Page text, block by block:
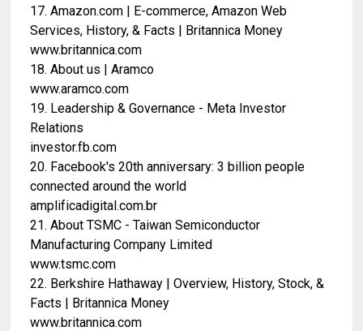
17. Amazon.com | E-commerce, Amazon Web
Services, History, & Facts | Britannica Money
www.britannica.com
18. About us | Aramco
www.aramco.com
19. Leadership & Governance - Meta Investor
Relations
investor.fb.com
20. Facebook's 20th anniversary:3 billion people
connected around the world
amplificadigital.com.br
21. About TSMC - Taiwan Semiconductor
Manufacturing Company Limited
www.tsmc.com
22. Berkshire Hathaway | Overview, History, Stock, &
Facts | Britannica Money
www.britannica.com